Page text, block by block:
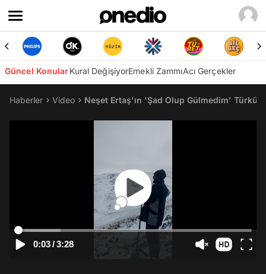
Güncel KonularKural DeğişiyorEmekli ZammıAcı Gerçekler
Haberler Video Neşet Ertaş'ın 'Şad Olup Gülmedim'
0:03/3:28